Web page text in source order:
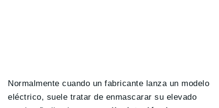
Normalmente cuando un fabricante lanza un modelo
eléctrico, suele tratar de enmascarar su elevado